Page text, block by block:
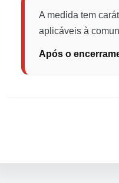
A medida tem
aplicáveis à
Após o